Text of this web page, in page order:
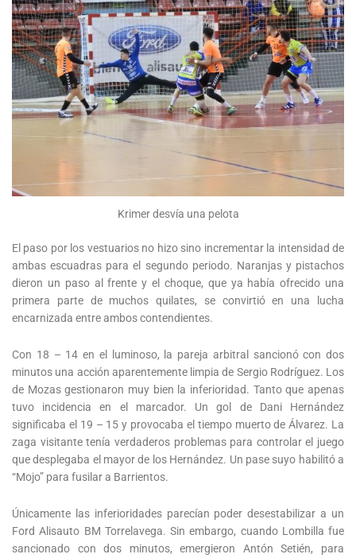
Krimer desvía una pelota
El paso por los vestuarios no hizo sino incrementar la intensidad de
ambas escuadras para el segundo periodo. Naranjas y pistachos
dieron un paso al frente y el choque, que ya había ofrecido una
primera parte de muchos quilates, se convirtió en una lucha
encarnizada entre ambos contendientes.
Con 18 – 14 en el luminoso, la pareja arbitral sancionó con dos
minutos una acción aparentemente limpia de Sergio Rodríguez. Los
de Mozas gestionaron muy bien la inferioridad. Tanto que apenas
tuvo incidencia en el marcador. Un gol de Dani Hernández
significaba el 19 – 15 y provocaba el tiempo muerto de Álvarez. La
zaga visitante tenía verdaderos problemas para controlar el juego
que desplegaba el mayor de los Hernández. Un pase suyo habilitó a
“Mojo” para fusilar a Barrientos.
Únicamente las inferioridades parecían poder desestabilizar a un
Ford Alisauto BM Torrelavega. Sin embargo, cuando Lombilla fue
sancionado con dos minutos, emergieron Antón Setién, para